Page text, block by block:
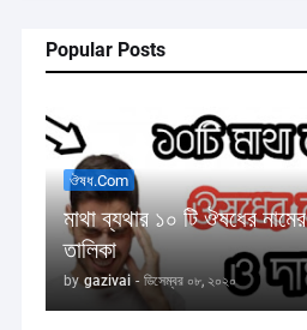
Popular Posts
ঔষধ.com
মাথা ব্যথার ১০ টি ঔষধের নামের
তালিকা
by gazivai - ডিসেম্বর ০৮, ২০২০